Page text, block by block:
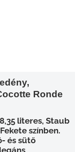
Ronde
literes, Staub
színben.
és sütő